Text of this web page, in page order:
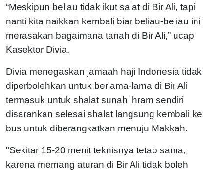
“Meskipun beliau tidak ikut salat di Bir Ali, tapi
nanti kita naikkan kembali biar beliau-beliau ini
merasakan bagaimana tanah di Bir Ali,” ucap
Kasektor Divia.
Divia menegaskan jamaah haji Indonesia tidak
diperbolehkan untuk berlama-lama di Bir Ali
termasuk untuk shalat sunah ihram sendiri
disarankan selesai shalat langsung kembali ke
bus untuk diberangkatkan menuju Makkah.
"Sekitar 15-20 menit teknisnya tetap sama,
karena memang aturan di Bir Ali tidak boleh